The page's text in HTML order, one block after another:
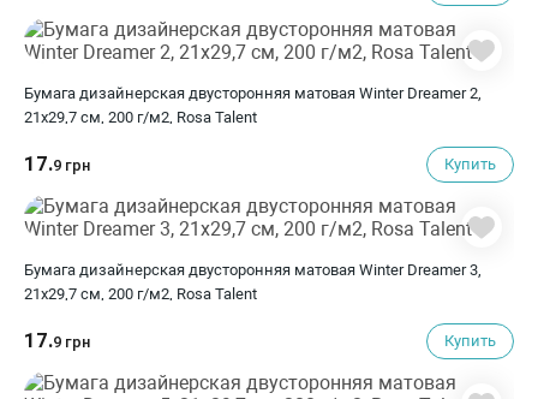
Бумага дизайнерская двусторонняя матовая Winter Dreamer 2,
21х29,7 см, 200 г/м2, Rosa Talent
17.9 грн Купить
Бумага дизайнерская двусторонняя матовая Winter Dreamer 3,
21х29,7 см, 200 г/м2, Rosa Talent
17.9 грн Купить